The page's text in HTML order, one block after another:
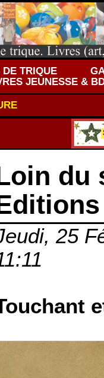
DE TRIQUE
JEUNESSE &
du
25